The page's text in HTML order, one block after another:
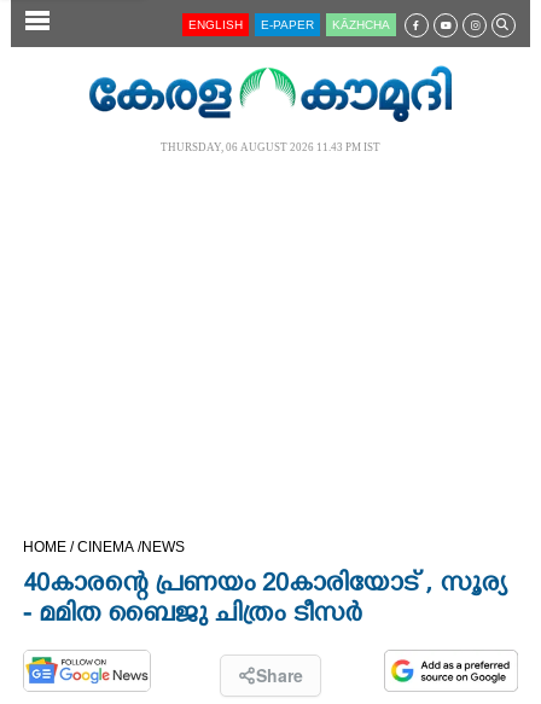
SECTIONS ENGLISH E-PAPER KĀZHCHA
THURSDAY, 06 AUGUST 2026 11.43 PM IST
HOME /CINEMA /NEWS
40കാരന്റെ പ്രണയം 20കാരിയോട് , സൂര്യ
- മമിത ബൈജു ചിത്രം ടീസർ
Share